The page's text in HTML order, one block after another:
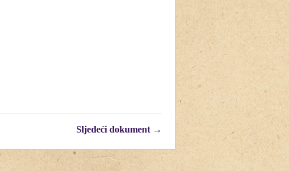
Sljedeći dokument →